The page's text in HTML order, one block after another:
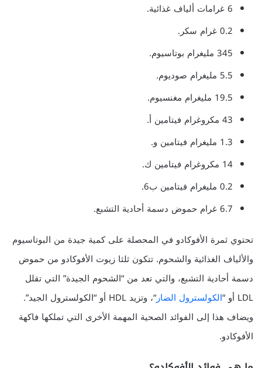
6 غرامات ألياف غذائية.
0.2 غرام سكر.
345 مليغرام بوتاسيوم.
5.5 مليغرام صوديوم.
19.5 مليغرام مغنسيوم.
43 مكروغرام فيتامين أ.
1.3 مليغرام فيتامين و.
14 مكروغرام فيتامين ك.
0.2 مليغرام فيتامين ب6.
6.7 غرام حموض دسمة أحادية التشبع.
تحتوي ثمرة الأفوكادو في المحصلة على كمية جيدة من البوتاسيوم
والألياف الغذائية والشحوم. تتكون ثلثا زيوت الأفوكادو من حموض
دسمة أحادية التشبع، والتي تعد من “الشحوم الجيدة” التي تقلل
LDL أو “
الكولسترول الضار
“، وتزيد HDL أو “الكولسترول الجيد”.
ويضاف هذا إلى الفوائد الصحية المهمة الأخرى التي تملكها فاكهة
الأفوكادو.